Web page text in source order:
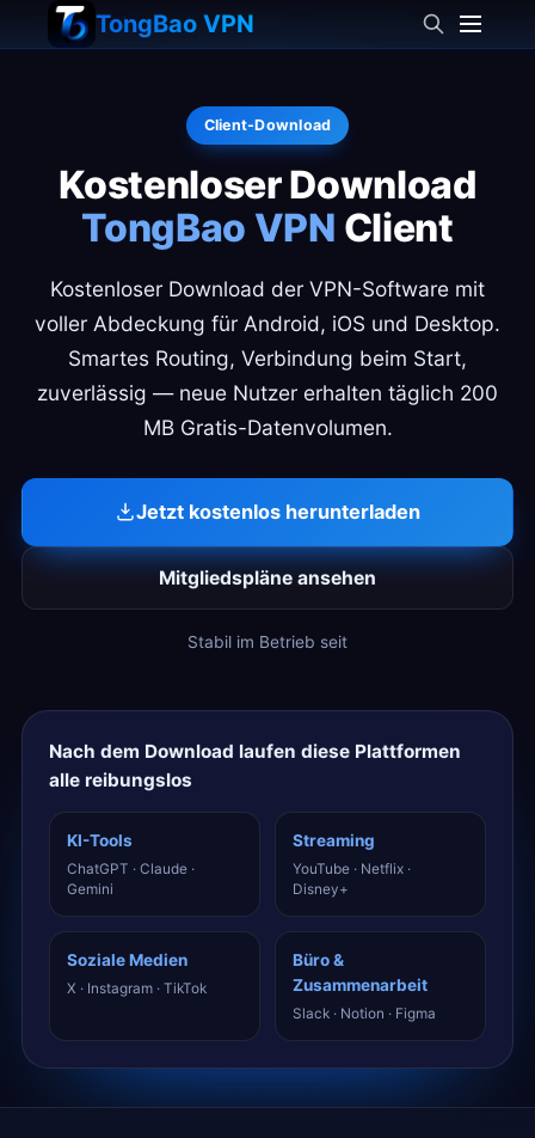
TongBao VPN
Client-Download
Kostenloser Download
TongBao VPN Client
Kostenloser Download der VPN-Software mit
voller Abdeckung für Android, iOS und Desktop.
Smartes Routing, Verbindung beim Start,
zuverlässig — neue Nutzer erhalten täglich 200
MB Gratis-Datenvolumen.
Jetzt kostenlos herunterladen
Mitgliedspläne ansehen
Stabil im Betrieb seit
Nach dem Download laufen diese Plattformen
alle reibungslos
KI-Tools
ChatGPT · Claude ·
Gemini
Streaming
YouTube · Netflix ·
Disney+
Soziale Medien
X · Instagram · TikTok
Büro &
Zusammenarbeit
Slack · Notion · Figma